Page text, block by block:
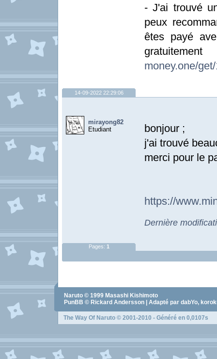
- J'ai trouvé
peux
êtes payé
money.one/
14-09-2022 22:29:06
mirayong82
Etudiant
bonjour ;
j'ai trouvé
merci pour le
https://
Dernière
Pages: 1
Naruto © 1999 Masashi Kishimoto
PunBB © Rickard Andersson | Adapté par dabYo,
The Way Of Naruto © 2001-2010 - Généré en 0,0107s